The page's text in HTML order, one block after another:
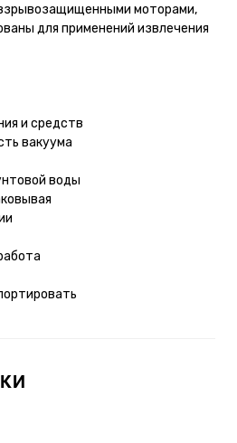
моторами,
для применений извлечения
и средств
вакуума
воды